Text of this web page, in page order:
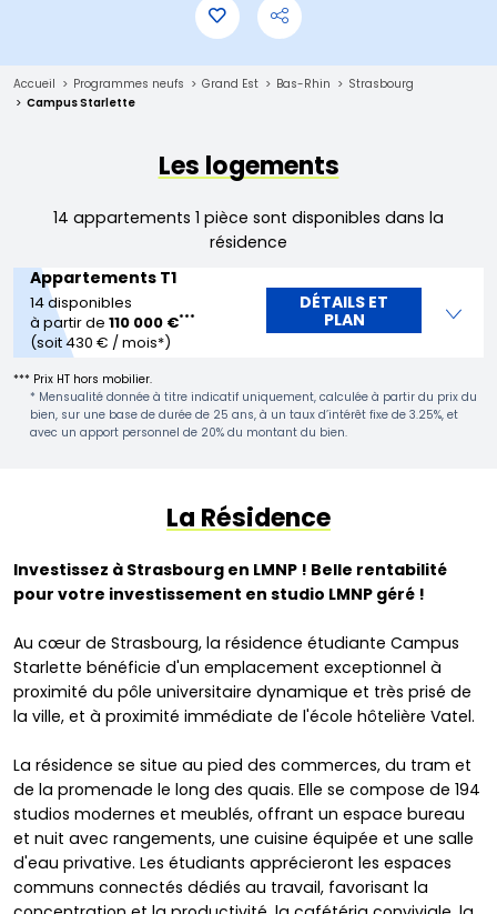
Accueil Programmes neufs Grand Est Bas-Rhin
Strasbourg
Campus Starlette
Les logements
14 appartements 1 pièce sont disponibles dans la
résidence
Appartements T1
14 disponibles
à partir de110 000 €***
(soit 430 € / mois*)
DÉTAILS ET
PLAN
*** Prix HT hors mobilier.
* Mensualité donnée à titre indicatif uniquement, calculée à partir du prix du
bien, sur une base de durée de 25 ans, à un taux d’intérêt fixe de 3.25%, et
avec un apport personnel de 20% du montant du bien.
La Résidence
Investissez à Strasbourg en LMNP ! Belle rentabilité
pour votre investissement en studio LMNP géré !
Au cœur de Strasbourg, la résidence étudiante Campus
Starlette bénéficie d'un emplacement exceptionnel à
proximité du pôle universitaire dynamique et très prisé de
la ville, et à proximité immédiate de l'école hôtelière Vatel.
La résidence se situe au pied des commerces, du tram et
de la promenade le long des quais. Elle se compose de 194
studios modernes et meublés, offrant un espace bureau
et nuit avec rangements, une cuisine équipée et une salle
d'eau privative. Les étudiants apprécieront les espaces
communs connectés dédiés au travail, favorisant la